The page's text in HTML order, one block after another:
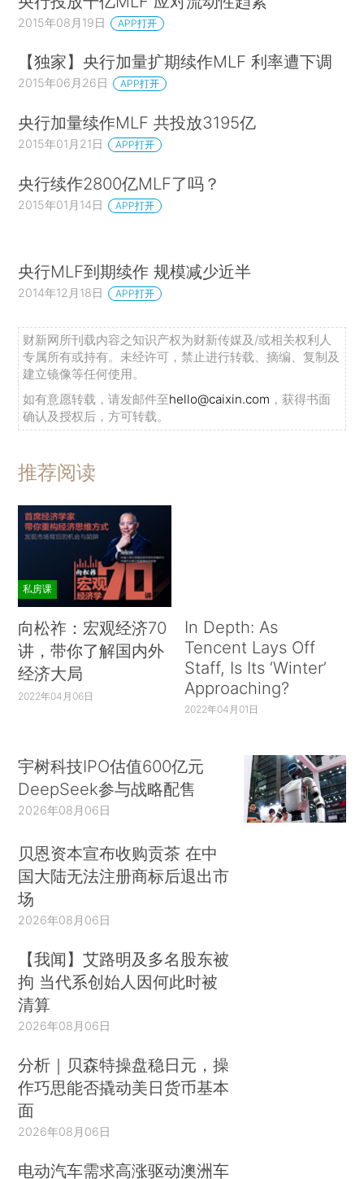
2015年08月19日 APP打开
【独家】央行加量扩期续作MLF 利率遭下调
2015年06月26日 APP打开
央行加量续作MLF 共投放3195亿
2015年01月21日 APP打开
央行续作2800亿MLF了吗？
2015年01月14日 APP打开
央行MLF到期续作 规模减少近半
2014年12月18日 APP打开
财新网所刊载内容之知识产权为财新传媒及/或相关权利人
专属所有或持有。未经许可，禁止进行转载、摘编、复制及
建立镜像等任何使用。
如有意愿转载，请发邮件至hello@caixin.com ，获得书面
确认及授权后，方可转载。
推荐阅读
私房课
向松祚：宏观经济70
讲，带你了解国内外
经济大局
2022年04月06日
In Depth: As
Tencent Lays Off
Staff, Is Its ‘Winter’
Approaching?
2022年04月01日
宇树科技IPO估值600亿元
DeepSeek参与战略配售
2026年08月06日
贝恩资本宣布收购贡茶 在中
国大陆无法注册商标后退出市
场
2026年08月06日
【我闻】艾路明及多名股东被
拘 当代系创始人因何此时被
清算
2026年08月06日
分析｜贝森特操盘稳日元，操
作巧思能否撬动美日货币基本
面
2026年08月06日
电动汽车需求高涨驱动澳洲车